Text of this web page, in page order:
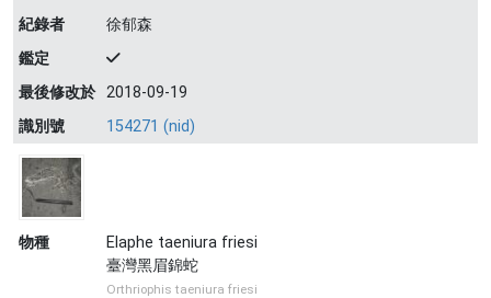
紀錄者
徐郁森
鑑定
最後修改於 2018-09-19
識別號
154271 (nid)
物種
Elaphe taeniura friesi
臺灣黑眉錦蛇
Orthriophis taeniura friesi